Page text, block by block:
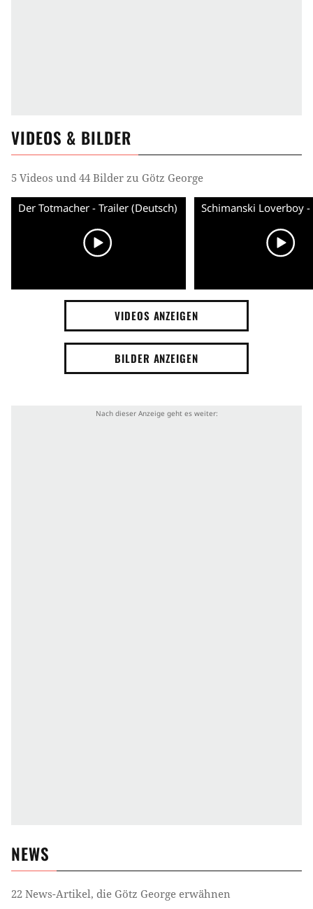
VIDEOS & BILDER
5 Videos und 44 Bilder zu Götz George
Der Totmacher - Trailer (Deutsch)
VIDEOS ANZEIGEN
BILDER ANZEIGEN
NEWS
22 News-Artikel, die Götz George erwähnen